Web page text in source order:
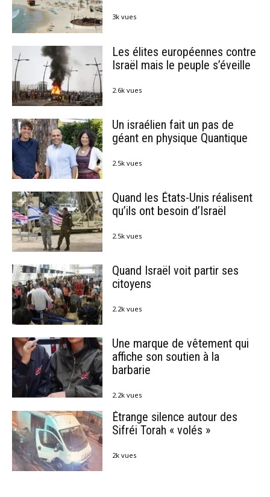
3k vues
Les élites européennes contre
Israël mais le peuple s’éveille
2.6k vues
Un israélien fait un pas de
géant en physique Quantique
2.5k vues
Quand les États-Unis réalisent
qu’ils ont besoin d’Israël
2.5k vues
Quand Israël voit partir ses
citoyens
2.2k vues
Une marque de vêtement qui
affiche son soutien à la
barbarie
2.2k vues
Étrange silence autour des
Sifréi Torah « volés »
2k vues